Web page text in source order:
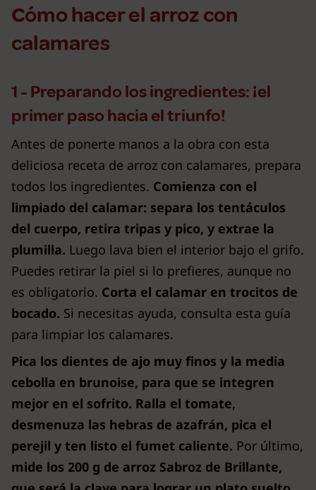
Cómo hacer el arroz con
calamares
1 - Preparando los ingredientes: ¡el
primer paso hacia el triunfo!
Antes de ponerte manos a la obra con esta
deliciosa receta de arroz con calamares, prepara
todos los ingredientes. Comienza con el
limpiado del calamar: separa los tentáculos
del cuerpo, retira tripas y pico, y extrae la
plumilla. Luego lava bien el interior bajo el grifo.
Puedes retirar la piel si lo prefieres, aunque no
es obligatorio. Corta el calamar en trocitos de
bocado. Si necesitas ayuda, consulta esta guía
para limpiar los calamares.
Pica los dientes de ajo muy finos y la media
cebolla en brunoise, para que se integren
mejor en el sofrito. Ralla el tomate,
desmenuza las hebras de azafrán, pica el
perejil y ten listo el fumet caliente. Por último,
mide los 200 g de arroz Sabroz de Brillante,